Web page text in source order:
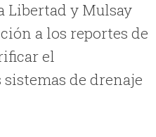
Libertad y Mulsay
a los reportes de
el
de drenaje